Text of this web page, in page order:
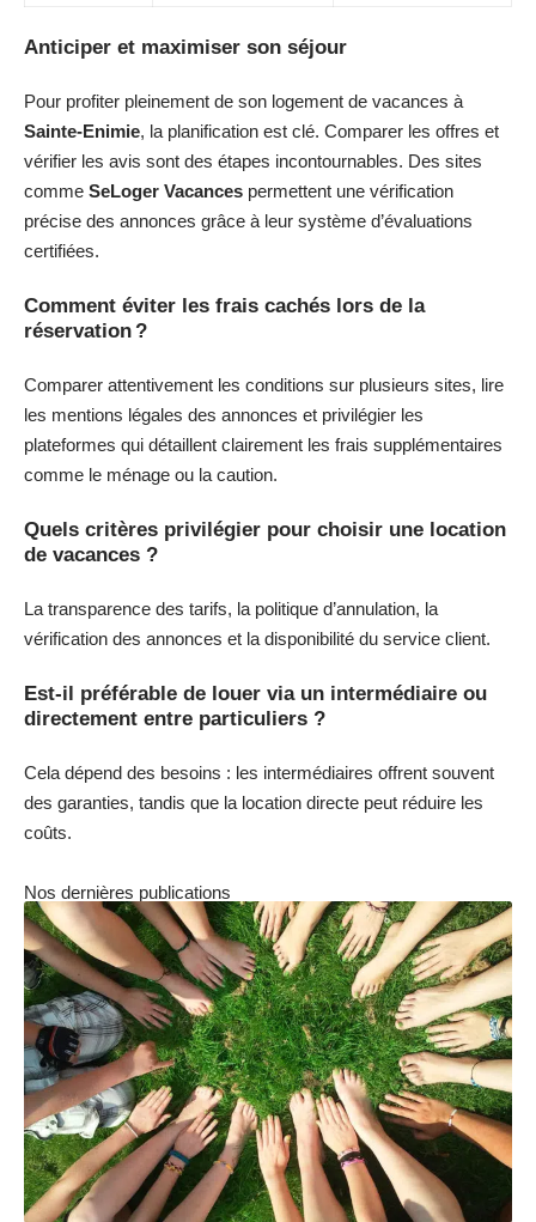
Anticiper et maximiser son séjour
Pour profiter pleinement de son logement de vacances à
Sainte-Enimie, la planification est clé. Comparer les offres et
vérifier les avis sont des étapes incontournables. Des sites
comme SeLoger Vacances permettent une vérification
précise des annonces grâce à leur système d’évaluations
certifiées.
Comment éviter les frais cachés lors de la
réservation ?
Comparer attentivement les conditions sur plusieurs sites, lire
les mentions légales des annonces et privilégier les
plateformes qui détaillent clairement les frais supplémentaires
comme le ménage ou la caution.
Quels critères privilégier pour choisir une location
de vacances ?
La transparence des tarifs, la politique d’annulation, la
vérification des annonces et la disponibilité du service client.
Est-il préférable de louer via un intermédiaire ou
directement entre particuliers ?
Cela dépend des besoins : les intermédiaires offrent souvent
des garanties, tandis que la location directe peut réduire les
coûts.
Nos dernières publications